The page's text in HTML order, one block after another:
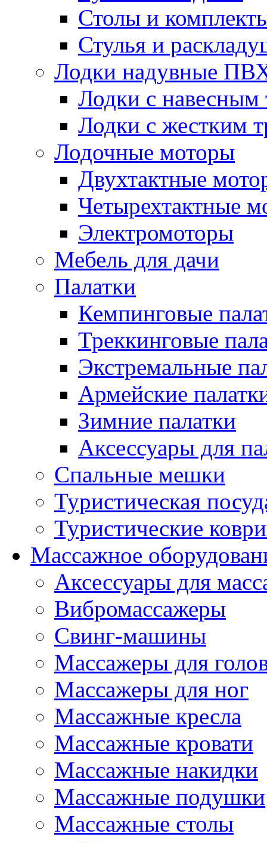
Столы и
Стулья и
Лодки надувные
Лодки с навесным
Лодки с жестким
Лодочные моторы
Двухтактные
Четырехтактные
Электромоторы
Мебель для дачи
Палатки
Кемпинговые
Треккинговые
Экстремальные
Армейские
Зимние палатки
Аксессуары для
Спальные мешки
Туристическая
Туристические
Массажное
Аксессуары для
Вибромассажеры
Свинг-машины
Массажеры для
Массажеры для ног
Массажные кресла
Массажные кровати
Массажные накидки
Массажные подушки
Массажные столы